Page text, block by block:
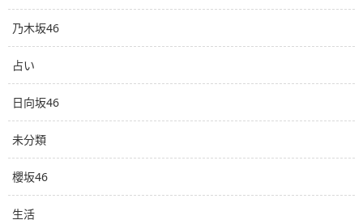
乃木坂46
占い
日向坂46
未分類
櫻坂46
生活